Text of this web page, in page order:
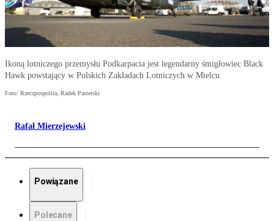
Ikoną lotniczego przemysłu Podkarpacia jest legendarny śmigłowiec Black
Hawk powstający w Polskich Zakładach Lotniczych w Mielcu.
Foto: Rzeczpospolita, Radek Pasterski
Rafał Mierzejewski
Powiązane
Polecane